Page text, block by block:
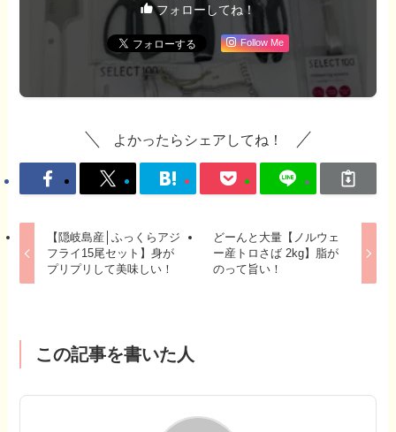
フォローしてね！
Follow Me
よかったらシェアしてね！
【隠岐島産│ふっくらアジ
フライ15尾セット】身が
プリプリして美味しい！
どーんと大量【ノルウェ
ー産トロさば 2kg】脂が
のって旨い！
この記事を書いた人